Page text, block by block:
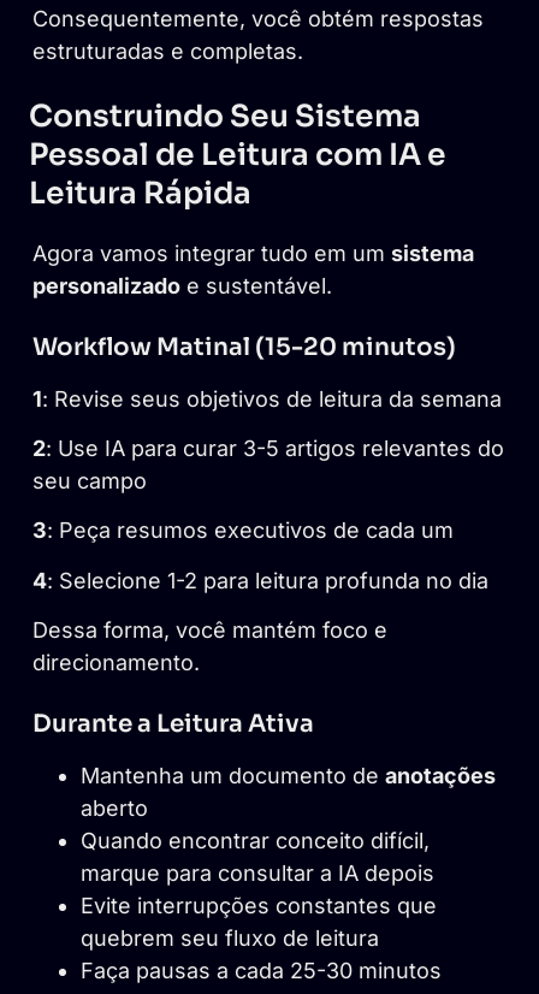
Consequentemente, você obtém respostas
estruturadas e completas.
Construindo Seu Sistema
Pessoal de Leitura com IA e
Leitura Rápida
Agora vamos integrar tudo em um sistema
personalizado e sustentável.
Workflow Matinal (15-20 minutos)
1: Revise seus objetivos de leitura da semana
2: Use IA para curar 3-5 artigos relevantes do
seu campo
3: Peça resumos executivos de cada um
4: Selecione 1-2 para leitura profunda no dia
Dessa forma, você mantém foco e
direcionamento.
Durante a Leitura Ativa
Mantenha um documento de anotações
aberto
Quando encontrar conceito difícil,
marque para consultar a IA depois
Evite interrupções constantes que
quebrem seu fluxo de leitura
Faça pausas a cada 25-30 minutos